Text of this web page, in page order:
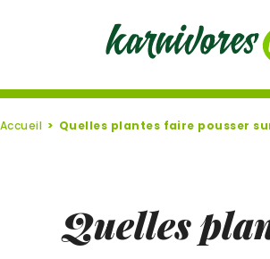
Accueil Quelles plantes faire pousser
Quelles